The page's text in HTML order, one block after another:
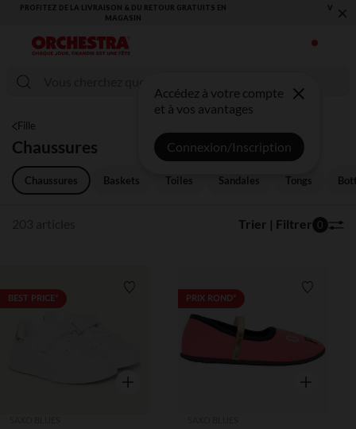
VOUS ALLEZ ADORER LA RENTRÉE ! DÉCOUVREZ LA NOUVELLE
×
Accédez à votre compte
et à vos avantages
Connexion/Inscription
Fille
Chaussures
Chaussures Baskets Toiles Sandales Tongs
Trier | Filtrer 0
BEST PRICE* Liste de souhaits
Aperçu rapide
PRIX ROND*
Aperçu